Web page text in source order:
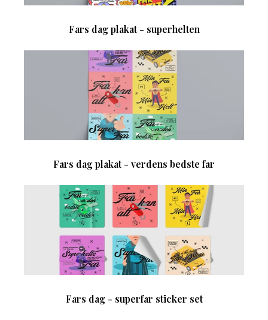
Fars dag plakat - superhelten
Fars dag plakat - verdens bedste far
Fars dag - superfar sticker set